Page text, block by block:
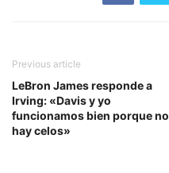
Previous article
LeBron James responde a
Irving: «Davis y yo
funcionamos bien porque no
hay celos»